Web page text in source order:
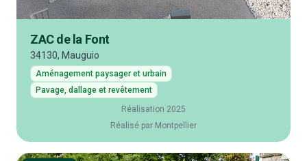
ZAC de la Font
34130, Mauguio
Aménagement paysager et urbain
Pavage, dallage et revêtement
Réalisation 2025
Réalisé par Montpellier